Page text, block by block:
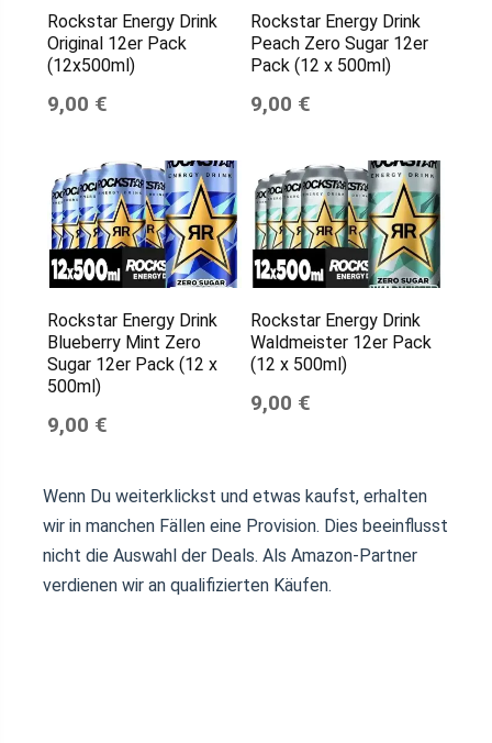
Rockstar Energy Drink
Original 12er Pack
(12x500ml)
9,00 €
Rockstar Energy Drink
Peach Zero Sugar 12er
Pack (12 x 500ml)
9,00 €
Rockstar Energy Drink
Blueberry Mint Zero
Sugar 12er Pack (12 x
500ml)
9,00 €
Rockstar Energy Drink
Waldmeister 12er Pack
(12 x 500ml)
9,00 €
Wenn Du weiterklickst und etwas kaufst, erhalten
wir in manchen Fällen eine Provision. Dies beeinflusst
nicht die Auswahl der Deals. Als Amazon-Partner
verdienen wir an qualifizierten Käufen.